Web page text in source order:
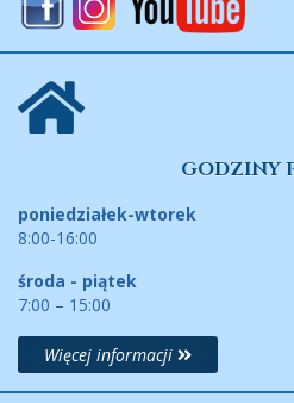
GODZINY
poniedziałek-wtorek
8:00-16:00
środa - piątek
7:00 – 15:00
Więcej informacji